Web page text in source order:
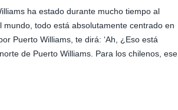
ha estado durante mucho tiempo al
todo está absolutamente centrado en
Puerto Williams, te dirá: ‘Ah, ¿Eso está
de Puerto Williams. Para los chilenos, ese